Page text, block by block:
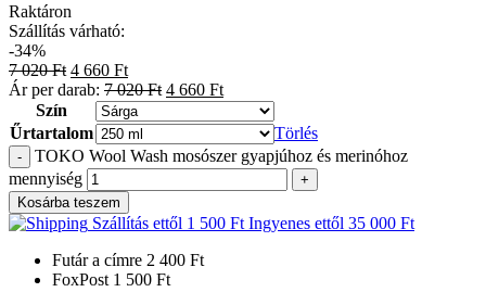
Raktáron
Szállítás várható:
-34%
7 020Ft 4 660 Ft
Ár per darab: 7 020Ft 4 660 Ft
Szín
Űrtartalom
Törlés
TOKO Wool Wash mosószer gyapjúhoz és merinóhoz
mennyiség
Kosárba teszem
Szállítás ettől 1 500 Ft Ingyenes ettől 35 000 Ft
Futár a címre 2 400 Ft
FoxPost 1 500 Ft